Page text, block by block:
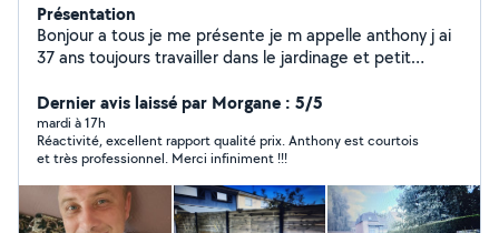
Présentation
Bonjour a tous je me présente je m appelle anthony j ai
37 ans toujours travailler dans le jardinage et petit
lancer en temp que auto-entrepreneur afin d'être
proche avec ma clientèle et pouvoir gérer mon temps
Dernier avis laissé par Morgane : 5/5
mardi à 17h
Réactivité, excellent rapport qualité prix. Anthony est courtois
et très professionnel. Merci infiniment !!!